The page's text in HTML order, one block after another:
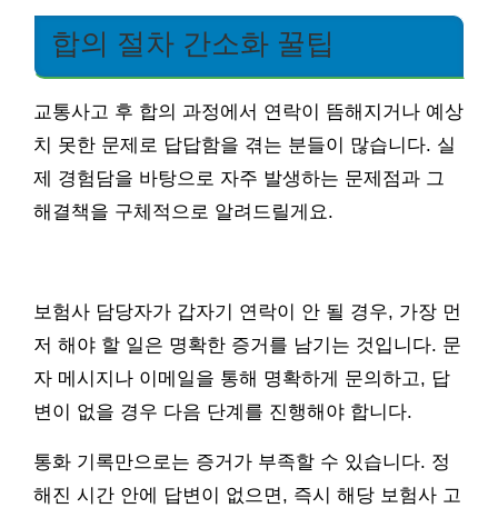
합의 절차 간소화 꿀팁
교통사고 후 합의 과정에서 연락이 뜸해지거나 예상
치 못한 문제로 답답함을 겪는 분들이 많습니다. 실
제 경험담을 바탕으로 자주 발생하는 문제점과 그
해결책을 구체적으로 알려드릴게요.
보험사 담당자가 갑자기 연락이 안 될 경우, 가장 먼
저 해야 할 일은 명확한 증거를 남기는 것입니다. 문
자 메시지나 이메일을 통해 명확하게 문의하고, 답
변이 없을 경우 다음 단계를 진행해야 합니다.
통화 기록만으로는 증거가 부족할 수 있습니다. 정
해진 시간 안에 답변이 없으면, 즉시 해당 보험사 고